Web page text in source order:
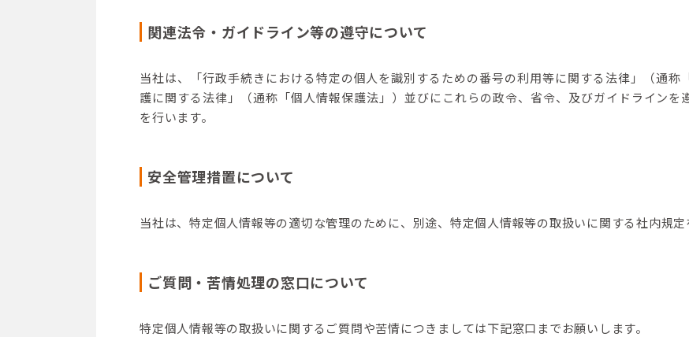
関連法令・ガイドライン等の遵守について
当社は、「行政手続きにおける特定の個人を識別するための番号の利用等に関する法律」（通
護に関する法律」（通称「個人情報保護法」）並びにこれらの政令、省令、及びガイドラインを
を行います。
安全管理措置について
当社は、特定個人情報等の適切な管理のために、別途、特定個人情報等の取扱いに関する社内規定
ご質問・苦情処理の窓口について
特定個人情報等の取扱いに関するご質問や苦情につきましては下記窓口までお願いします。